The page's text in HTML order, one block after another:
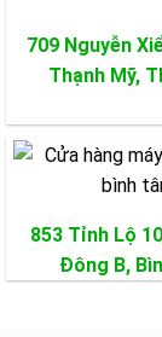
709 Nguyễn
Thạnh Mỹ,
853 Tỉnh Lộ
Đông B,